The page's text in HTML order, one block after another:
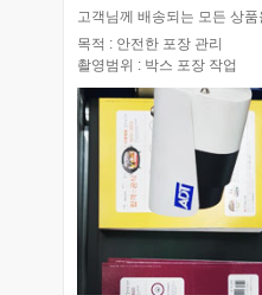
고객님께 배송되는 모든 상
목적 : 안전한 포장 관리
촬영범위 : 박스 포장 작업